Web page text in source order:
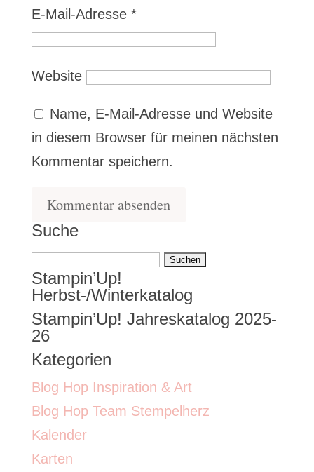
E-Mail-Adresse *
Website
Name, E-Mail-Adresse und Website
in diesem Browser für meinen nächsten
Kommentar speichern.
Suche
Suchen
nach:
Stampin’Up!
Herbst-/Winterkatalog
Stampin’Up! Jahreskatalog 2025-
26
Kategorien
Blog Hop Inspiration & Art
Blog Hop Team Stempelherz
Kalender
Karten